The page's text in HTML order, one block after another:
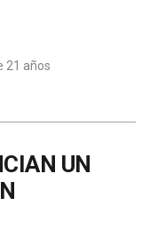
21 años
UN